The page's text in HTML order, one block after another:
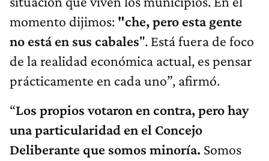
momento dijimos: "che, pero esta gente
no está en sus cabales". Está fuera de foco
de la realidad económica actual, es pensar
prácticamente en cada uno”, afirmó.
“Los propios votaron en contra, pero hay
una particularidad en el Concejo
Deliberante que somos minoría. Somos